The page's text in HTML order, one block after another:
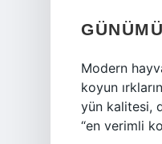
Modern
koyun
yün kalitesi,
“en verimli